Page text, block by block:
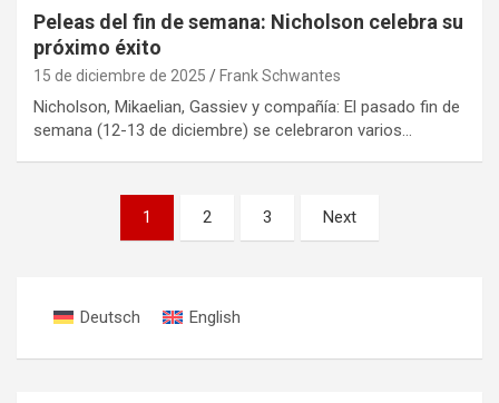
Peleas del fin de semana: Nicholson celebra su
próximo éxito
15 de diciembre de 2025 Frank Schwantes
Nicholson, Mikaelian, Gassiev y compañía: El pasado fin de
semana (12-13 de diciembre) se celebraron varios…
Paginación
1 2 3 Next
Deutsch English